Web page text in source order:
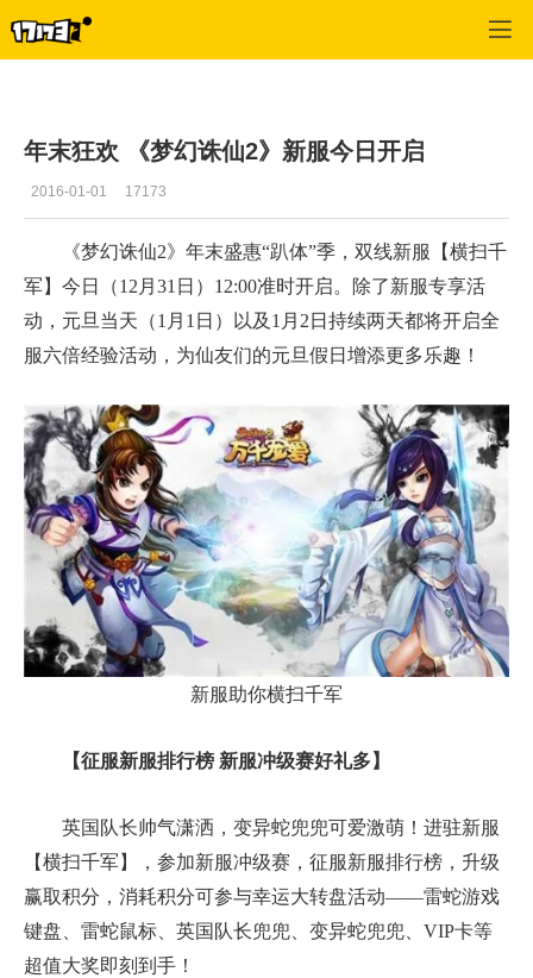
年末狂欢 《梦幻诛仙2》新服今日开启
2016-01-01 17173
《梦幻诛仙2》年末盛惠“趴体”季，双线新服【横扫千
军】今日（12月31日）12:00准时开启。除了新服专享活
动，元旦当天（1月1日）以及1月2日持续两天都将开启全
服六倍经验活动，为仙友们的元旦假日增添更多乐趣！
新服助你横扫千军
【征服新服排行榜 新服冲级赛好礼多】
英国队长帅气潇洒，变异蛇兜兜可爱激萌！进驻新服
【横扫千军】，参加新服冲级赛，征服新服排行榜，升级
赢取积分，消耗积分可参与幸运大转盘活动——雷蛇游戏
键盘、雷蛇鼠标、英国队长兜兜、变异蛇兜兜、VIP卡等
超值大奖即刻到手！